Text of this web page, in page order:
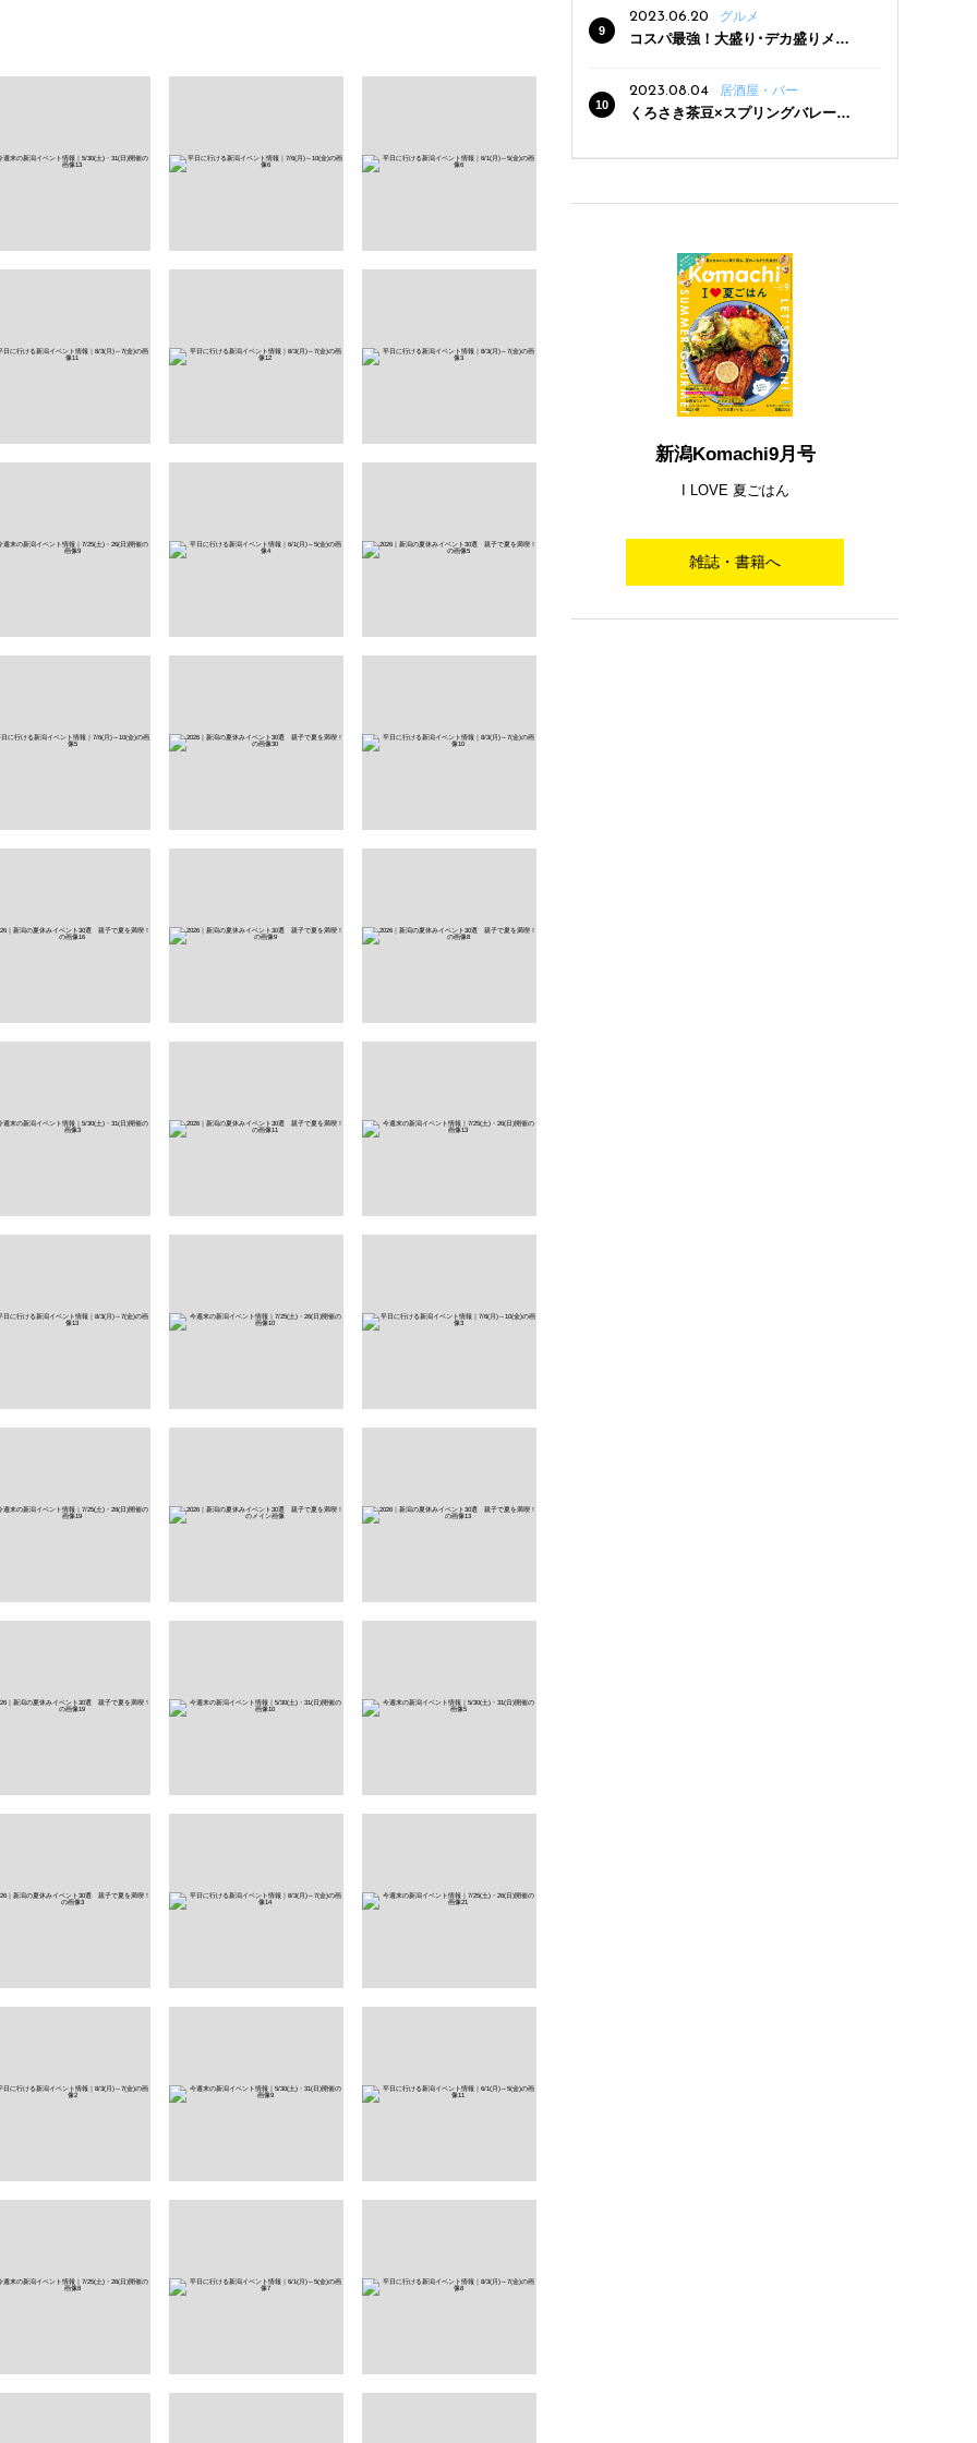
2023.06.20
グルメ
コスパ最強！大盛り･デカ盛りメニ
2023.08.04
居酒屋・バー
くろさき茶豆×スプリングバレー豊
新潟Komachi9月号
I LOVE 夏ごはん
雑誌・書籍へ